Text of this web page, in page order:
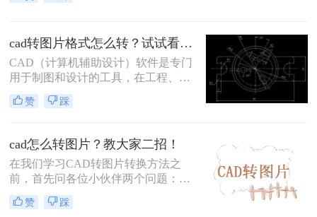
么如何将cad转换成图片呢？下面我们
将详细介绍几种常见的方法。
cad转图片格式怎么转？试试看这三个方法！
CAD（计算机辅助设计）软件是专门
用于制图和设计的工具，在工程、建
筑、机械等领域被广泛应用。然而，
在与他人共享工程图纸时，有时需要
方便地查看和传递。那么cad转图片格
式怎么转呢？本文将介绍几种常用的
CAD转图片格式的方法，帮助你轻松
完成转换。
赞 踩
cad怎么转图片？教大家二招！
在我们学习CAD转图片转换方法之
前，首先问各位小伙伴两个问题：
CAD是什么？CAD怎么转图片？
CAD，是我们常用的设计图纸文件格
赞 踩